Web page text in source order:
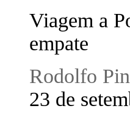
Viagem a
empate
Rodolfo
23 de